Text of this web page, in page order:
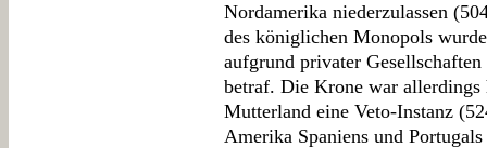
Nordamerika niederzulassen
des königlichen Monopols
aufgrund privater
betraf. Die Krone war
Mutterland eine Veto-Instanz
Amerika Spaniens und